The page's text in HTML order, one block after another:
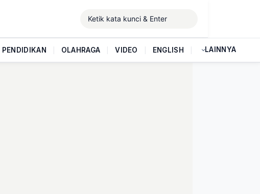
PENDIDIKAN OLAHRAGA VIDEO ENGLISH LAINNYA